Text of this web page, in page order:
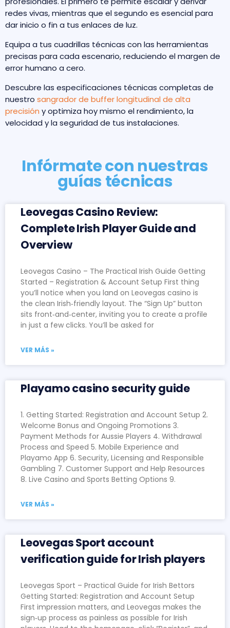
redes vivas, mientras que el segundo es esencial para
dar inicio o fin a tus enlaces de luz.
Equipa a tus cuadrillas técnicas con las herramientas
precisas para cada escenario, reduciendo el margen de
error humano a cero.
Descubre las especificaciones técnicas completas de
nuestro sangrador de buffer longitudinal de alta
precisión y optimiza hoy mismo el rendimiento, la
velocidad y la seguridad de tus instalaciones.
Infórmate con nuestras
guías técnicas
Leovegas Casino Review:
Complete Irish Player Guide and
Overview
Leovegas Casino – The Practical Irish Guide Getting
Started – Registration & Account Setup First thing
you’ll notice when you land on Leovegas casino is
the clean Irish‑friendly layout. The “Sign Up” button
sits front‑and‑center, inviting you to create a profile
in just a few clicks. You’ll be asked for
VER MÁS »
Playamo casino security guide
1. Getting Started: Registration and Account Setup 2.
Welcome Bonus and Ongoing Promotions 3.
Payment Methods for Aussie Players 4. Withdrawal
Process and Speed 5. Mobile Experience and
Playamo App 6. Security, Licensing and Responsible
Gambling 7. Customer Support and Help Resources
8. Live Casino and Sports Betting Options 9.
VER MÁS »
Leovegas Sport account
verification guide for Irish players
Leovegas Sport – Practical Guide for Irish Bettors
Getting Started: Registration and Account Setup
First impression matters, and Leovegas makes the
sign‑up process as painless as possible for Irish